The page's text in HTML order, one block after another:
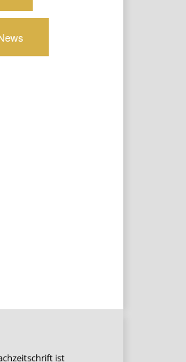
ist